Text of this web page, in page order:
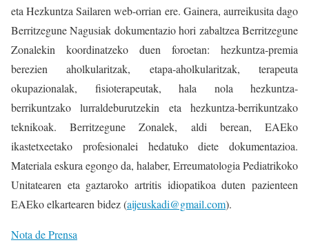
eta Hezkuntza Sailaren web-orrian ere. Gainera, aurreikusita dago
Berritzegune Nagusiak dokumentazio hori zabaltzea Berritzegune
Zonalekin koordinatzeko duen foroetan: hezkuntza-premia
berezien aholkularitzak, etapa-aholkularitzak, terapeuta
okupazionalak, fisioterapeutak, hala nola hezkuntza-
berrikuntzako lurraldeburutzekin eta hezkuntza-berrikuntzako
teknikoak. Berritzegune Zonalek, aldi berean, EAEko
ikastetxeetako profesionalei hedatuko diete dokumentazioa.
Materiala eskura egongo da, halaber, Erreumatologia Pediatrikoko
Unitatearen eta gaztaroko artritis idiopatikoa duten pazienteen
EAEko elkartearen bidez (aijeuskadi@gmail.com).
Nota de Prensa